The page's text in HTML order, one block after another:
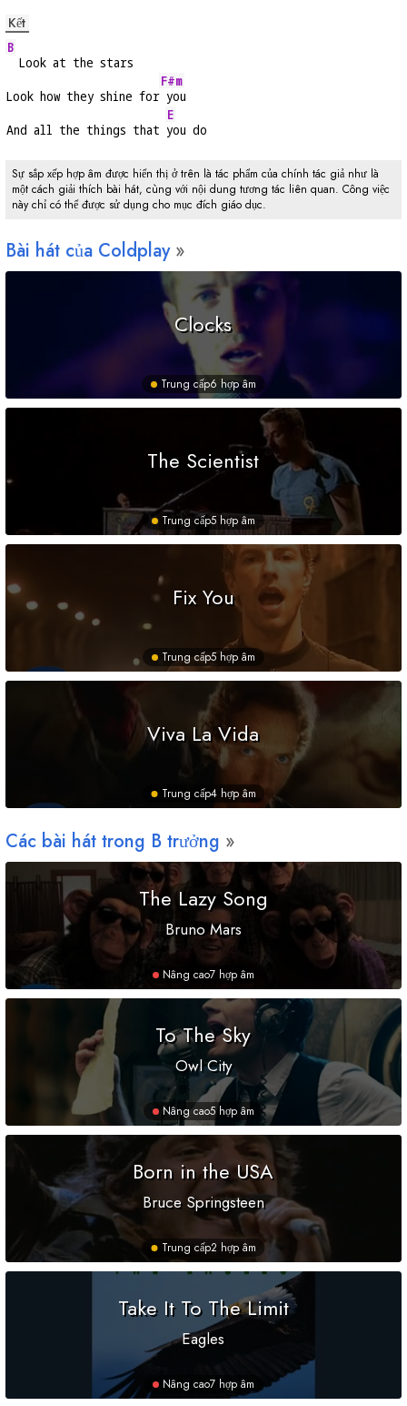
Kết
B
  Look at the stars
Look how they shine for
F#m
you
And all the things that
E
you do
Sự sắp xếp hợp âm được hiển thị ở trên là tác phẩm của chính tác giả như là
một cách giải thích bài hát, cùng với nội dung tương tác liên quan. Công việc
này chỉ có thể được sử dụng cho mục đích giáo dục.
Bài hát của Coldplay
Clocks
Trung cấp6 hợp âm
The Scientist
Trung cấp5 hợp âm
Fix You
Trung cấp5 hợp âm
Viva La Vida
Trung cấp4 hợp âm
Các bài hát trong B trưởng
The Lazy Song
Bruno Mars
Nâng cao7 hợp âm
To The Sky
Owl City
Nâng cao5 hợp âm
Born in the USA
Bruce Springsteen
Trung cấp2 hợp âm
Take It To The Limit
Eagles
Nâng cao7 hợp âm